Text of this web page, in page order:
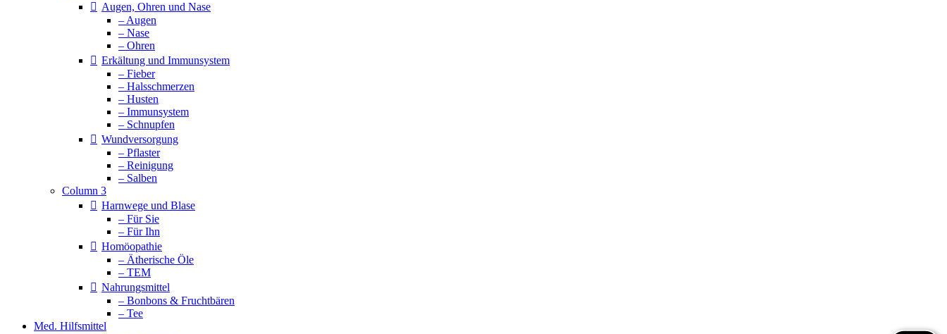
Augen, Ohren und Nase
– Augen
– Nase
– Ohren
Erkältung und Immunsystem
– Fieber
– Halsschmerzen
– Husten
– Immunsystem
– Schnupfen
Wundversorgung
– Pflaster
– Reinigung
– Salben
Column 3
Harnwege und Blase
– Für Sie
– Für Ihn
Homöopathie
– Ätherische Öle
– TEM
Nahrungsmittel
– Bonbons & Fruchtbären
– Tee
Med. Hilfsmittel